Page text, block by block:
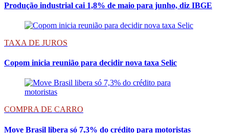
Produção industrial cai 1,8% de maio para junho, diz IBGE
TAXA DE JUROS
Copom inicia reunião para decidir nova taxa Selic
COMPRA DE CARRO
Move Brasil libera só 7,3% do crédito para motoristas